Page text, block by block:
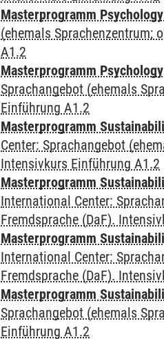
Masterprogramm
(ehemals Sprachenzentrum;
A1.2
Masterprogramm
Sprachangebot (ehemals
Einführung A1.2
Masterprogramm
Center: Sprachangebot
Intensivkurs Einführung A1.2
Masterprogramm
International Center:
Fremdsprache (DaF).
Masterprogramm
International Center:
Fremdsprache (DaF).
Masterprogramm
Sprachangebot (ehemals
Einführung A1.2